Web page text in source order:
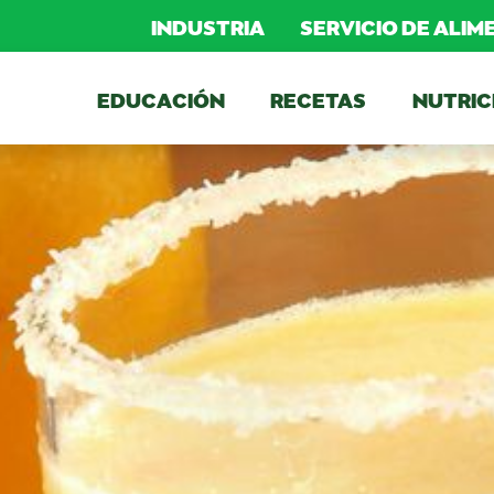
INDUSTRIA SERVICIO DE
EDUCACIÓN RECETAS